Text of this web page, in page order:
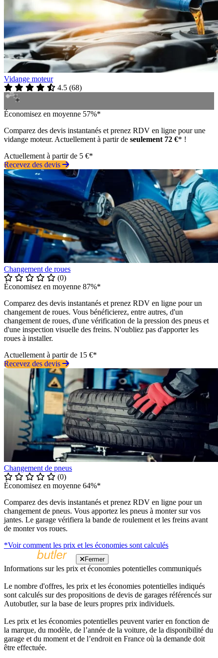
Vidange moteur
4.5 (68)
Économisez en moyenne 57%*
Comparez des devis instantanés et prenez RDV en ligne pour une
vidange moteur. Actuellement à partir de seulement 72 €* !
Actuellement à partir de 5 €*
Recevez des devis
Changement de roues
(0)
Économisez en moyenne 87%*
Comparez des devis instantanés et prenez RDV en ligne pour un
changement de roues. Vous bénéficierez, entre autres, d'un
changement de roues, d'une vérification de la pression des pneus et
d'une inspection visuelle des freins. N'oubliez pas d'apporter les
roues à installer.
Actuellement à partir de 15 €*
Recevez des devis
Changement de pneus
(0)
Économisez en moyenne 64%*
Comparez des devis instantanés et prenez RDV en ligne pour un
changement de pneus. Vous apportez les pneus à monter sur vos
jantes. Le garage vérifiera la bande de roulement et les freins avant
de monter vos roues.
*Voir comment les prix et les économies sont calculés
Fermer
Informations sur les prix et économies potentielles communiqués
Le nombre d'offres, les prix et les économies potentielles indiqués
sont calculés sur des propositions de devis de garages référencés sur
Autobutler, sur la base de leurs propres prix individuels.
Les prix et les économies potentielles peuvent varier en fonction de
la marque, du modèle, de l’année de la voiture, de la disponibilité du
garage et du moment et de l’endroit en France où la demande doit
être effectuée.